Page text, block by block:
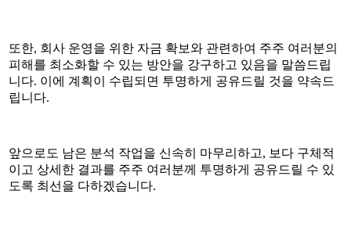
또한, 회사 운영을 위한 자금 확보와 관련하여 주주 여러분의
피해를 최소화할 수 있는 방안을 강구하고 있음을 말씀드립
니다. 이에 계획이 수립되면 투명하게 공유드릴 것을 약속드
립니다.
앞으로도 남은 분석 작업을 신속히 마무리하고, 보다 구체적
이고 상세한 결과를 주주 여러분께 투명하게 공유드릴 수 있
도록 최선을 다하겠습니다.